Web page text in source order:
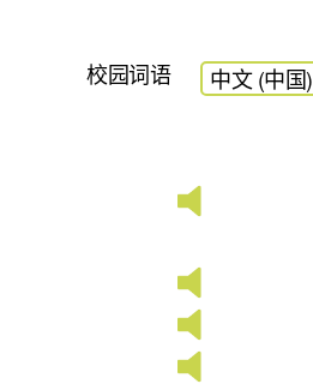
校园词语 中文 (中国)